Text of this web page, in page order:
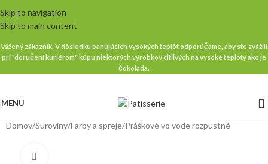
Skip to navigation
Skip to main content
Vážený zákazník. V dôsledku panujúcich vysokých teplôt odporúčame, aby ste zvážili
pri "doručení kuriérom" kúpu niektorých výrobkov citlivých na vysoké teploty ako je
čokoláda.
MENU
Domov/Suroviny/Farby a spreje/Práškové vo vode rozpustné